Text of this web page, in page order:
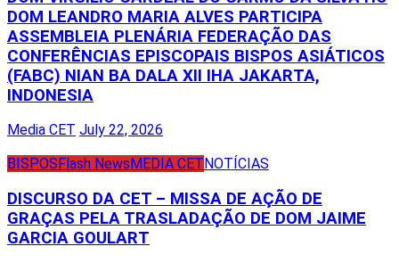
DOM LEANDRO MARIA ALVES PARTICIPA
ASSEMBLEIA PLENÁRIA FEDERAÇÃO DAS
CONFERÊNCIAS EPISCOPAIS BISPOS ASIÁTICOS
(FABC) NIAN BA DALA XII IHA JAKARTA,
INDONESIA
Media CET July 22, 2026
BISPOS Flash News MEDIA CET NOTÍCIAS
DISCURSO DA CET – MISSA DE AÇÃO DE
GRAÇAS PELA TRASLADAÇÃO DE DOM JAIME
GARCIA GOULART